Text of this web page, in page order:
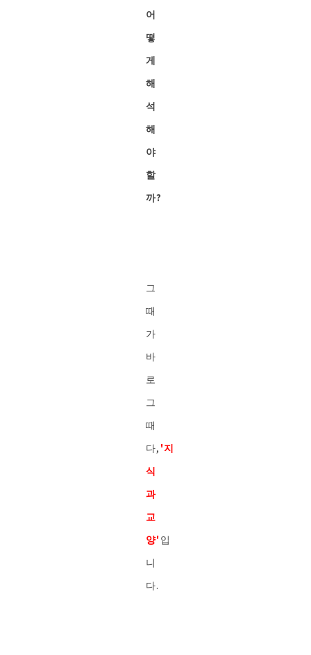
어
떻
게
해
석
해
야
할
까?
그
때
가
바
로
그
때
다, '지
식
과
교
양'입
니
다.